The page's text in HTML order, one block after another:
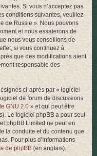
Si vous n’acceptez pas
conditions suivantes, veuillez
de Russie ». Nous pouvons
et nous essaierons de
nous vous conseillons de
si vous continuez à
que des modifications aient
responsable des
ci-après par « logiciel
de forum de discussions
GNU 2.0 » et qui peut être
Le logiciel phpBB a pour seul
phpBB Limited ne peut en
la conduite et du contenu que
Pour plus d’informations
de phpBB (en anglais).